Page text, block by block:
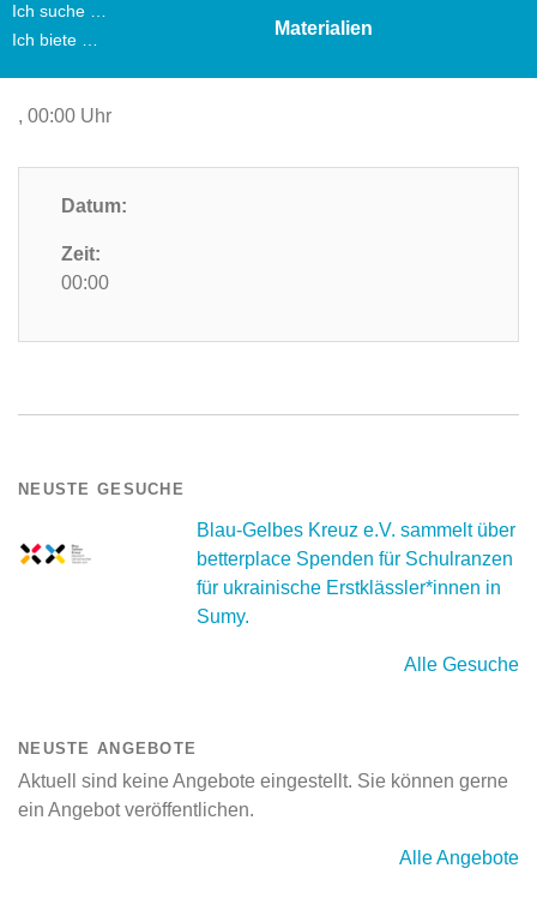
Ich suche …
Ich biete …
Materialien
, 00:00 Uhr
Datum:
Zeit:
00:00
NEUSTE GESUCHE
Blau-Gelbes Kreuz e.V. sammelt über
betterplace Spenden für Schulranzen
für ukrainische Erstklässler*innen in
Sumy.
Alle Gesuche
NEUSTE ANGEBOTE
Aktuell sind keine Angebote eingestellt. Sie können gerne
ein Angebot veröffentlichen.
Alle Angebote